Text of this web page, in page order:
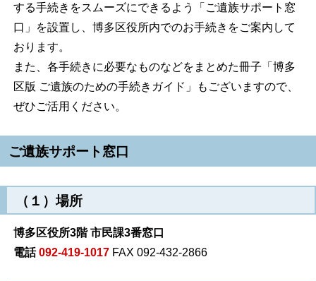
する手続きをスムーズにできるよう「ご遺族サポート窓
口」を設置し、博多区役所内でのお手続きをご案内して
おります。
また、各手続きに必要なものなどをまとめた冊子「博多
区版 ご遺族のための手続きガイド」もございますので、
ぜひご活用ください。
ご遺族サポート窓口
（１）場所
博多区役所3階 市民課3番窓口
電話092-419-1017FAX 092-432-2866